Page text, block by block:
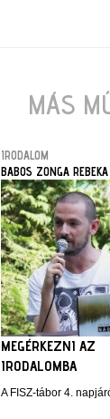
MÁS
IRODALOM
BABOS ZONGA REBEKA
MEGÉRKEZNI AZ
IRODALOMBA
A FISZ-tábor 4.